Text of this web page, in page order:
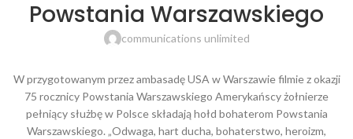
Powstania Warszawskiego
communications unlimited
W przygotowanym przez ambasadę USA w Warszawie filmie z okazji
75 rocznicy Powstania Warszawskiego Amerykańscy żołnierze
pełniący służbę w Polsce składają hołd bohaterom Powstania
Warszawskiego. „Odwaga, hart ducha, bohaterstwo, heroizm,